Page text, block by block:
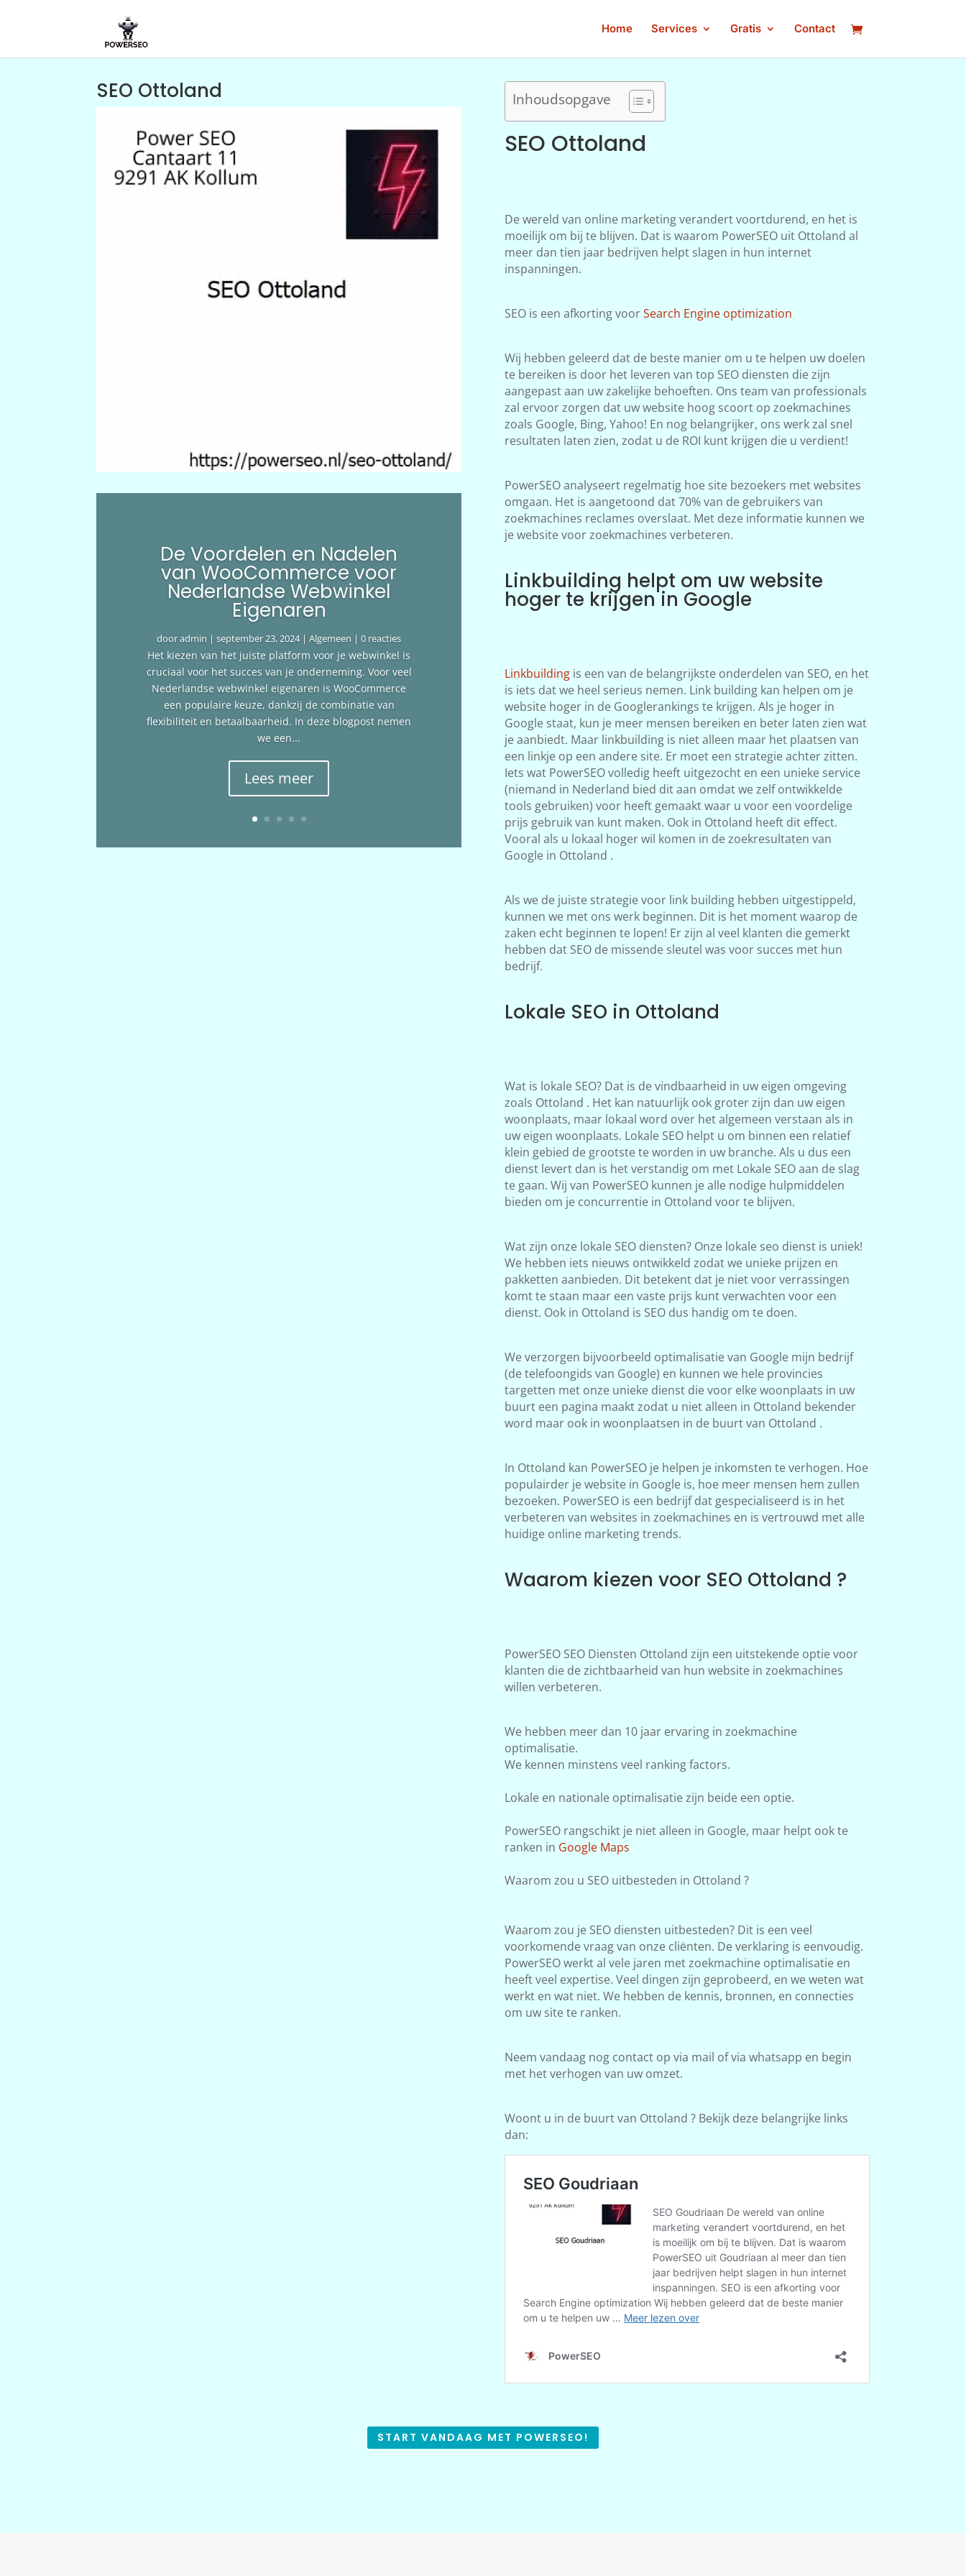
Home Services Gratis Contact
SEO Ottoland
De Voordelen en Nadelen
van WooCommerce voor
Nederlandse Webwinkel
Eigenaren
dooradmin |september 23, 2024|Algemeen | 0 reacties
Het kiezen van het juiste platform voor je webwinkel is
cruciaal voor het succes van je onderneming. Voor veel
Nederlandse webwinkel eigenaren is WooCommerce
een populaire keuze, dankzij de combinatie van
flexibiliteit en betaalbaarheid. In deze blogpost nemen
we een...
Lees meer
Inhoudsopgave
SEO Ottoland
De wereld van online marketing verandert voortdurend, en het is
moeilijk om bij te blijven. Dat is waarom PowerSEO uit Ottoland al
meer dan tien jaar bedrijven helpt slagen in hun internet
inspanningen.
SEO is een afkorting voorSearch Engine optimization
Wij hebben geleerd dat de beste manier om u te helpen uw doelen
te bereiken is door het leveren van top SEO diensten die zijn
aangepast aan uw zakelijke behoeften. Ons team van professionals
zal ervoor zorgen dat uw website hoog scoort op zoekmachines
zoals Google, Bing, Yahoo! En nog belangrijker, ons werk zal snel
resultaten laten zien, zodat u de ROI kunt krijgen die u verdient!
PowerSEO analyseert regelmatig hoe site bezoekers met websites
omgaan. Het is aangetoond dat 70% van de gebruikers van
zoekmachines reclames overslaat. Met deze informatie kunnen we
je website voor zoekmachines verbeteren.
Linkbuilding helpt om uw website
hoger te krijgen in Google
Linkbuildingis een van de belangrijkste onderdelen van SEO, en het
is iets dat we heel serieus nemen. Link building kan helpen om je
website hoger in de Googlerankings te krijgen. Als je hoger in
Google staat, kun je meer mensen bereiken en beter laten zien wat
je aanbiedt. Maar linkbuilding is niet alleen maar het plaatsen van
een linkje op een andere site. Er moet een strategie achter zitten.
Iets wat PowerSEO volledig heeft uitgezocht en een unieke service
(niemand in Nederland bied dit aan omdat we zelf ontwikkelde
tools gebruiken) voor heeft gemaakt waar u voor een voordelige
prijs gebruik van kunt maken. Ook in Ottoland heeft dit effect.
Vooral als u lokaal hoger wil komen in de zoekresultaten van
Google in Ottoland .
Als we de juiste strategie voor link building hebben uitgestippeld,
kunnen we met ons werk beginnen. Dit is het moment waarop de
zaken echt beginnen te lopen! Er zijn al veel klanten die gemerkt
hebben dat SEO de missende sleutel was voor succes met hun
bedrijf.
Lokale SEO in Ottoland
Wat is lokale SEO? Dat is de vindbaarheid in uw eigen omgeving
zoals Ottoland . Het kan natuurlijk ook groter zijn dan uw eigen
woonplaats, maar lokaal word over het algemeen verstaan als in
uw eigen woonplaats. Lokale SEO helpt u om binnen een relatief
klein gebied de grootste te worden in uw branche. Als u dus een
dienst levert dan is het verstandig om met Lokale SEO aan de slag
te gaan. Wij van PowerSEO kunnen je alle nodige hulpmiddelen
bieden om je concurrentie in Ottoland voor te blijven.
Wat zijn onze lokale SEO diensten? Onze lokale seo dienst is uniek!
We hebben iets nieuws ontwikkeld zodat we unieke prijzen en
pakketten aanbieden. Dit betekent dat je niet voor verrassingen
komt te staan maar een vaste prijs kunt verwachten voor een
dienst. Ook in Ottoland is SEO dus handig om te doen.
We verzorgen bijvoorbeeld optimalisatie van Google mijn bedrijf
(de telefoongids van Google) en kunnen we hele provincies
targetten met onze unieke dienst die voor elke woonplaats in uw
buurt een pagina maakt zodat u niet alleen in Ottoland bekender
word maar ook in woonplaatsen in de buurt van Ottoland .
In Ottoland kan PowerSEO je helpen je inkomsten te verhogen. Hoe
populairder je website in Google is, hoe meer mensen hem zullen
bezoeken. PowerSEO is een bedrijf dat gespecialiseerd is in het
verbeteren van websites in zoekmachines en is vertrouwd met alle
huidige online marketing trends.
Waarom kiezen voor SEO Ottoland ?
PowerSEO SEO Diensten Ottoland zijn een uitstekende optie voor
klanten die de zichtbaarheid van hun website in zoekmachines
willen verbeteren.
We hebben meer dan 10 jaar ervaring in zoekmachine
optimalisatie.
We kennen minstens veel ranking factors.
Lokale en nationale optimalisatie zijn beide een optie.
PowerSEO rangschikt je niet alleen in Google, maar helpt ook te
ranken in Google Maps
Waarom zou u SEO uitbesteden in Ottoland ?
Waarom zou je SEO diensten uitbesteden? Dit is een veel
voorkomende vraag van onze cliënten. De verklaring is eenvoudig.
PowerSEO werkt al vele jaren met zoekmachine optimalisatie en
heeft veel expertise. Veel dingen zijn geprobeerd, en we weten wat
werkt en wat niet. We hebben de kennis, bronnen, en connecties
om uw site te ranken.
Neem vandaag nog contact op via mail of via whatsapp en begin
met het verhogen van uw omzet.
Woont u in de buurt van Ottoland ? Bekijk deze belangrijke links
dan:
START VANDAAG MET POWERSEO!